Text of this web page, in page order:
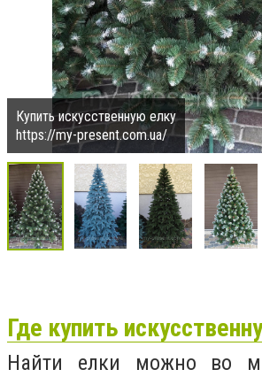
Купить искусственную елку
https://my-present.com.ua/
Где купить
Найти елки можно во